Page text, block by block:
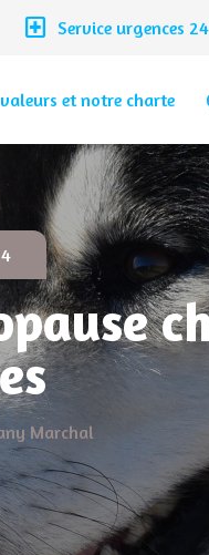
local_hospital Service urgences
et notre charte
Marchal